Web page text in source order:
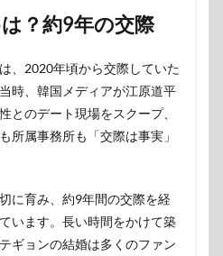
？約9年の交際
、2020年頃から交際していた
時、韓国メディアが江原道平
とのデート現場をスクープ、
所属事務所も「交際は事実」
に育み、約9年間の交際を経
います。長い時間をかけて築
ギョンの結婚は多くのファン